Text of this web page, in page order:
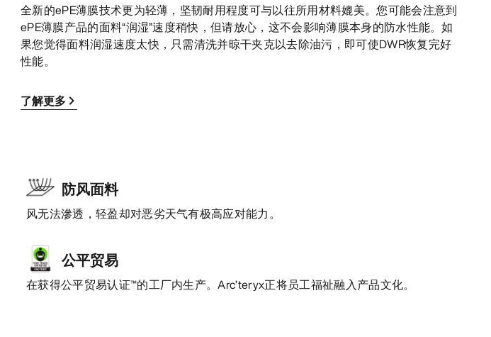
全新的ePE薄膜技术更为轻薄，坚韧耐用程度可与以往所用材料媲美。您可能会注意到
ePE薄膜产品的面料“润湿”速度稍快，但请放心，这不会影响薄膜本身的防水性能。如
果您觉得面料润湿速度太快，只需清洗并晾干夹克以去除油污，即可使DWR恢复完好
性能。
了解更多
防风面料
风无法滲透，轻盈却对恶劣天气有极高应对能力。
公平贸易
在获得公平贸易认证™的工厂内生产。Arc’teryx正将员工福祉融入产品文化。